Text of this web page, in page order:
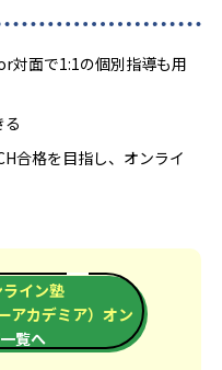
対面で1:1の個別指導も用
合格を目指し、オンライ
ライン塾
アカデミア）オン
覧へ